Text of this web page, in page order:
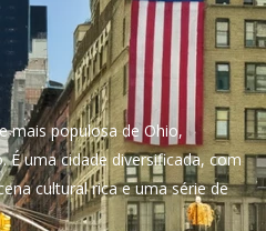
mais populosa de Ohio,
É uma cidade diversificada, com
cultural rica e uma série de